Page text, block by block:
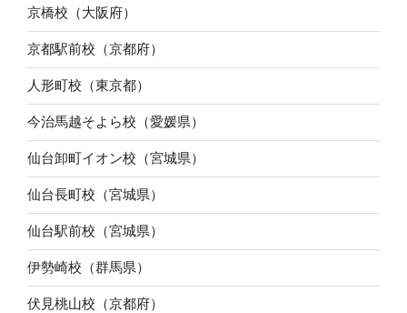
京橋校（大阪府）
京都駅前校（京都府）
人形町校（東京都）
今治馬越そよら校（愛媛県）
仙台卸町イオン校（宮城県）
仙台長町校（宮城県）
仙台駅前校（宮城県）
伊勢崎校（群馬県）
伏見桃山校（京都府）